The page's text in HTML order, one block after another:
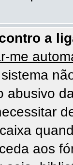
a
me
abusivo
aos